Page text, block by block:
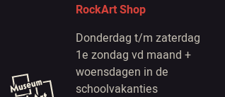
RockArt Shop
Donderdag t/m zaterdag
1e zondag vd maand +
woensdagen in de
schoolvakanties